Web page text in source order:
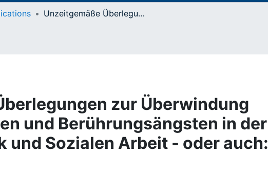
Unzeitgemäße Überlegungen zur Überwindung von Denkverboten und Berührungsängsten in der Sozialpädagogik und Sozialen Arbeit - oder auch: Wer sind "wir"?
zur Überwindung
und Berührungsängsten in der
und Sozialen Arbeit - oder auch: